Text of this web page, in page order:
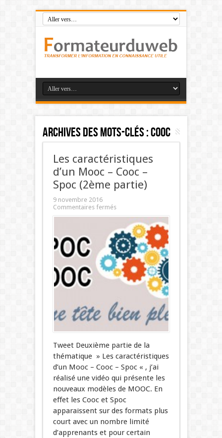
Archives des mots-clés :cooc
Les caractéristiques
d’un Mooc – Cooc –
Spoc (2ème partie)
9 novembre 2016
Commentaires fermés
Tweet Deuxième partie de la
thématique » Les caractéristiques
d’un Mooc – Cooc – Spoc « , j’ai
réalisé une vidéo qui présente les
nouveaux modèles de MOOC. En
effet les Cooc et Spoc
apparaissent sur des formats plus
court avec un nombre limité
d’apprenants et pour certain